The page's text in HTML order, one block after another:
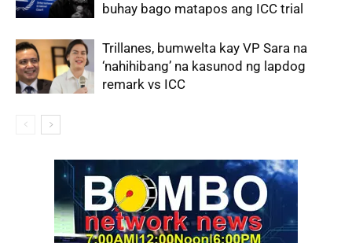
buhay bago matapos ang ICC trial
Trillanes, bumwelta kay VP Sara na
‘nahihibang’ na kasunod ng lapdog
remark vs ICC